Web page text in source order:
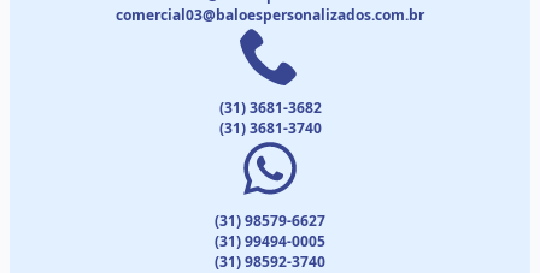
comercial03@baloespersonalizados.com.br
(31) 3681-3682
(31) 3681-3740
(31) 98579-6627
(31) 99494-0005
(31) 98592-3740